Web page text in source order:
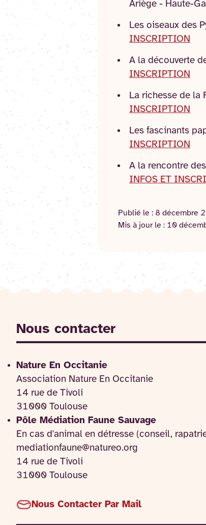
Ariège - Haute-
Les oiseaux des
INSCRIPTION
A la découverte
INSCRIPTION
La richesse de la
INSCRIPTION
Les fascinants
INSCRIPTION
A la rencontre
INFOS ET
Publié le : 8 décembre
Mis à jour le : 10
Nous contacter
Nature En Occitanie
Association Nature En Occitanie
14 rue de Tivoli
31000 Toulouse
Pôle Médiation Faune Sauvage
En cas d'animal en détresse (conseil,
mediationfaune@natureo.org
14 rue de Tivoli
31000 Toulouse
Nous Contacter Par Mail